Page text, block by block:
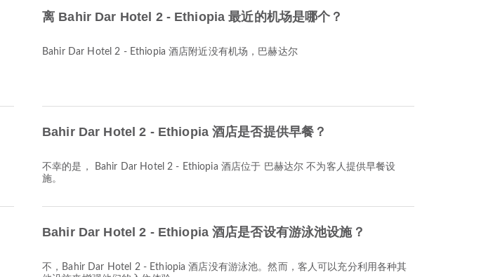
离 Bahir Dar Hotel 2 - Ethiopia 最近的机场是哪个？
Bahir Dar Hotel 2 - Ethiopia 酒店附近没有机场，巴赫达尔
Bahir Dar Hotel 2 - Ethiopia 酒店是否提供早餐？
不幸的是， Bahir Dar Hotel 2 - Ethiopia 酒店位于 巴赫达尔 不为客人提供早餐设
施。
Bahir Dar Hotel 2 - Ethiopia 酒店是否设有游泳池设施？
不，Bahir Dar Hotel 2 - Ethiopia 酒店没有游泳池。然而，客人可以充分利用各种其